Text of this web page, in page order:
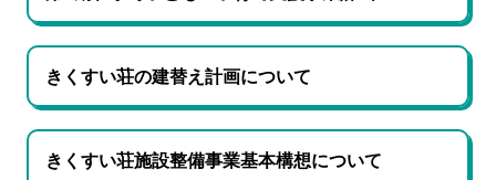
きくすい荘の建替え計画について
きくすい荘施設整備事業基本構想について